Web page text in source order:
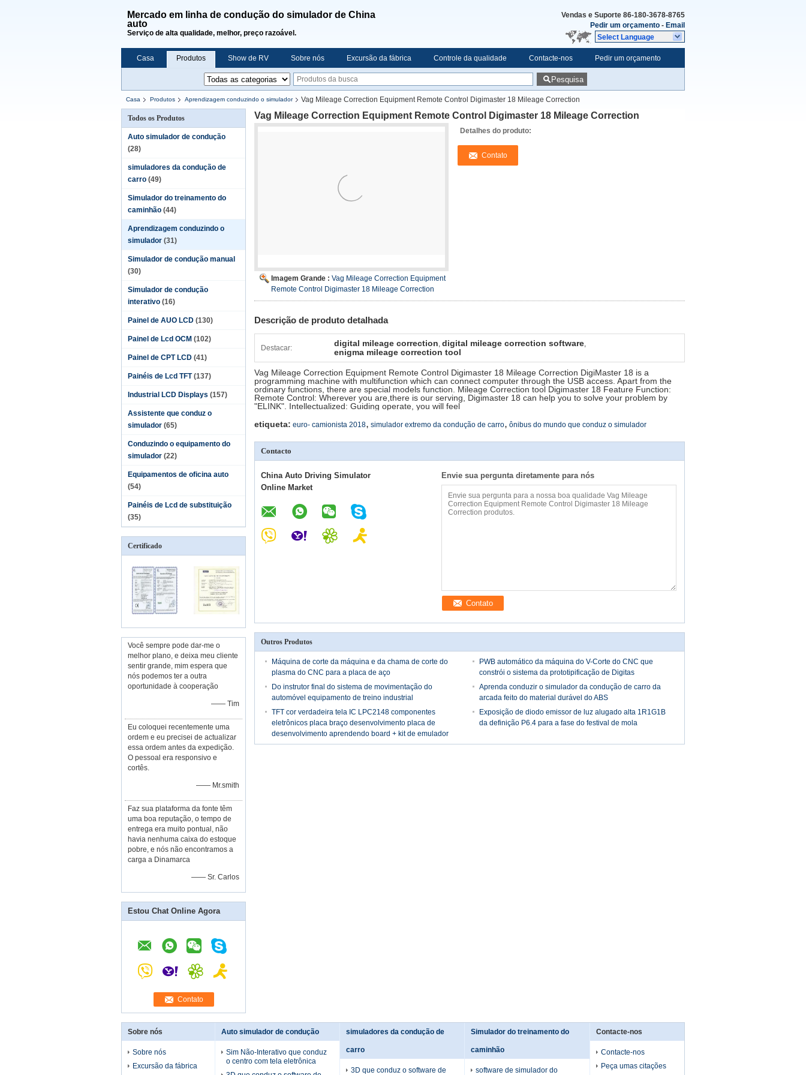
Mercado em linha de condução do simulador de China
auto
Serviço de alta qualidade, melhor, preço razoável.
Vendas e Suporte 86-180-3678-8765
Pedir um orçamento - Email
Select Language
Casa Produtos Show de RV Sobre nós Excursão da fábrica Controle da qualidade Contacte-nos Pedir um orçamento
Pesquisa
Casa Produtos Aprendizagem conduzindo o simulador Vag Mileage Correction Equipment Remote Control Digimaster 18 Mileage Correction
Todos os Produtos
Auto simulador de condução
(28)
simuladores da condução de
carro (49)
Simulador do treinamento do
caminhão (44)
Aprendizagem conduzindo o
simulador (31)
Simulador de condução manual
(30)
Simulador de condução
interativo (16)
Painel de AUO LCD (130)
Painel de Lcd OCM (102)
Painel de CPT LCD (41)
Painéis de Lcd TFT (137)
Industrial LCD Displays (157)
Assistente que conduz o
simulador (65)
Conduzindo o equipamento do
simulador (22)
Equipamentos de oficina auto
(54)
Painéis de Lcd de substituição
(35)
Certificado
Você sempre pode dar-me o
melhor plano, e deixa meu cliente
sentir grande, mim espera que
nós podemos ter a outra
oportunidade à cooperação
—— Tim
Eu coloquei recentemente uma
ordem e eu precisei de actualizar
essa ordem antes da expedição.
O pessoal era responsivo e
cortês.
—— Mr.smith
Faz sua plataforma da fonte têm
uma boa reputação, o tempo de
entrega era muito pontual, não
havia nenhuma caixa do estoque
pobre, e nós não encontramos a
carga a Dinamarca
—— Sr. Carlos
Estou Chat Online Agora
Contato
Vag Mileage Correction Equipment Remote Control Digimaster 18 Mileage Correction
Imagem Grande : Vag Mileage Correction Equipment
Remote Control Digimaster 18 Mileage Correction
Detalhes do produto:
Contato
Descrição de produto detalhada
Destacar: digital mileage correction, digital mileage correction software,
enigma mileage correction tool
Vag Mileage Correction Equipment Remote Control Digimaster 18 Mileage Correction DigiMaster 18 is a
programming machine with multifunction which can connect computer through the USB access. Apart from the
ordinary functions, there are special models function. Mileage Correction tool Digimaster 18 Feature Function:
Remote Control: Wherever you are,there is our serving, Digimaster 18 can help you to solve your problem by
"ELINK". Intellectualized: Guiding operate, you will feel
etiqueta: euro- camionista 2018, simulador extremo da condução de carro, ônibus do mundo que conduz o simulador
Contacto
China Auto Driving Simulator
Online Market
Envie sua pergunta diretamente para nós
Contato
Outros Produtos
Máquina de corte da máquina e da chama de corte do
plasma do CNC para a placa de aço
PWB automático da máquina do V-Corte do CNC que
constrói o sistema da prototipificação de Digitas
Do instrutor final do sistema de movimentação do
automóvel equipamento de treino industrial
Aprenda conduzir o simulador da condução de carro da
arcada feito do material durável do ABS
TFT cor verdadeira tela IC LPC2148 componentes
eletrônicos placa braço desenvolvimento placa de
desenvolvimento aprendendo board + kit de emulador
ULINK
Exposição de diodo emissor de luz alugado alta 1R1G1B
da definição P6.4 para a fase do festival de mola
Sobre nós
Sobre nós
Excursão da fábrica
Auto simulador de condução
Sim Não-Interativo que conduz
o centro com tela eletrônica
simuladores da condução de
carro
3D que conduz o software de
Simulador do treinamento do
caminhão
software de simulador do
Contacte-nos
Contacte-nos
Peça umas citações